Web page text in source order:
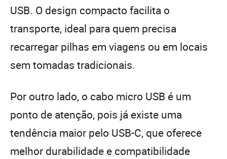
USB. O design compacto facilita o
transporte, ideal para quem precisa
recarregar pilhas em viagens ou em locais
sem tomadas tradicionais.
Por outro lado, o cabo micro USB é um
ponto de atenção, pois já existe uma
tendência maior pelo USB-C, que oferece
melhor durabilidade e compatibilidade